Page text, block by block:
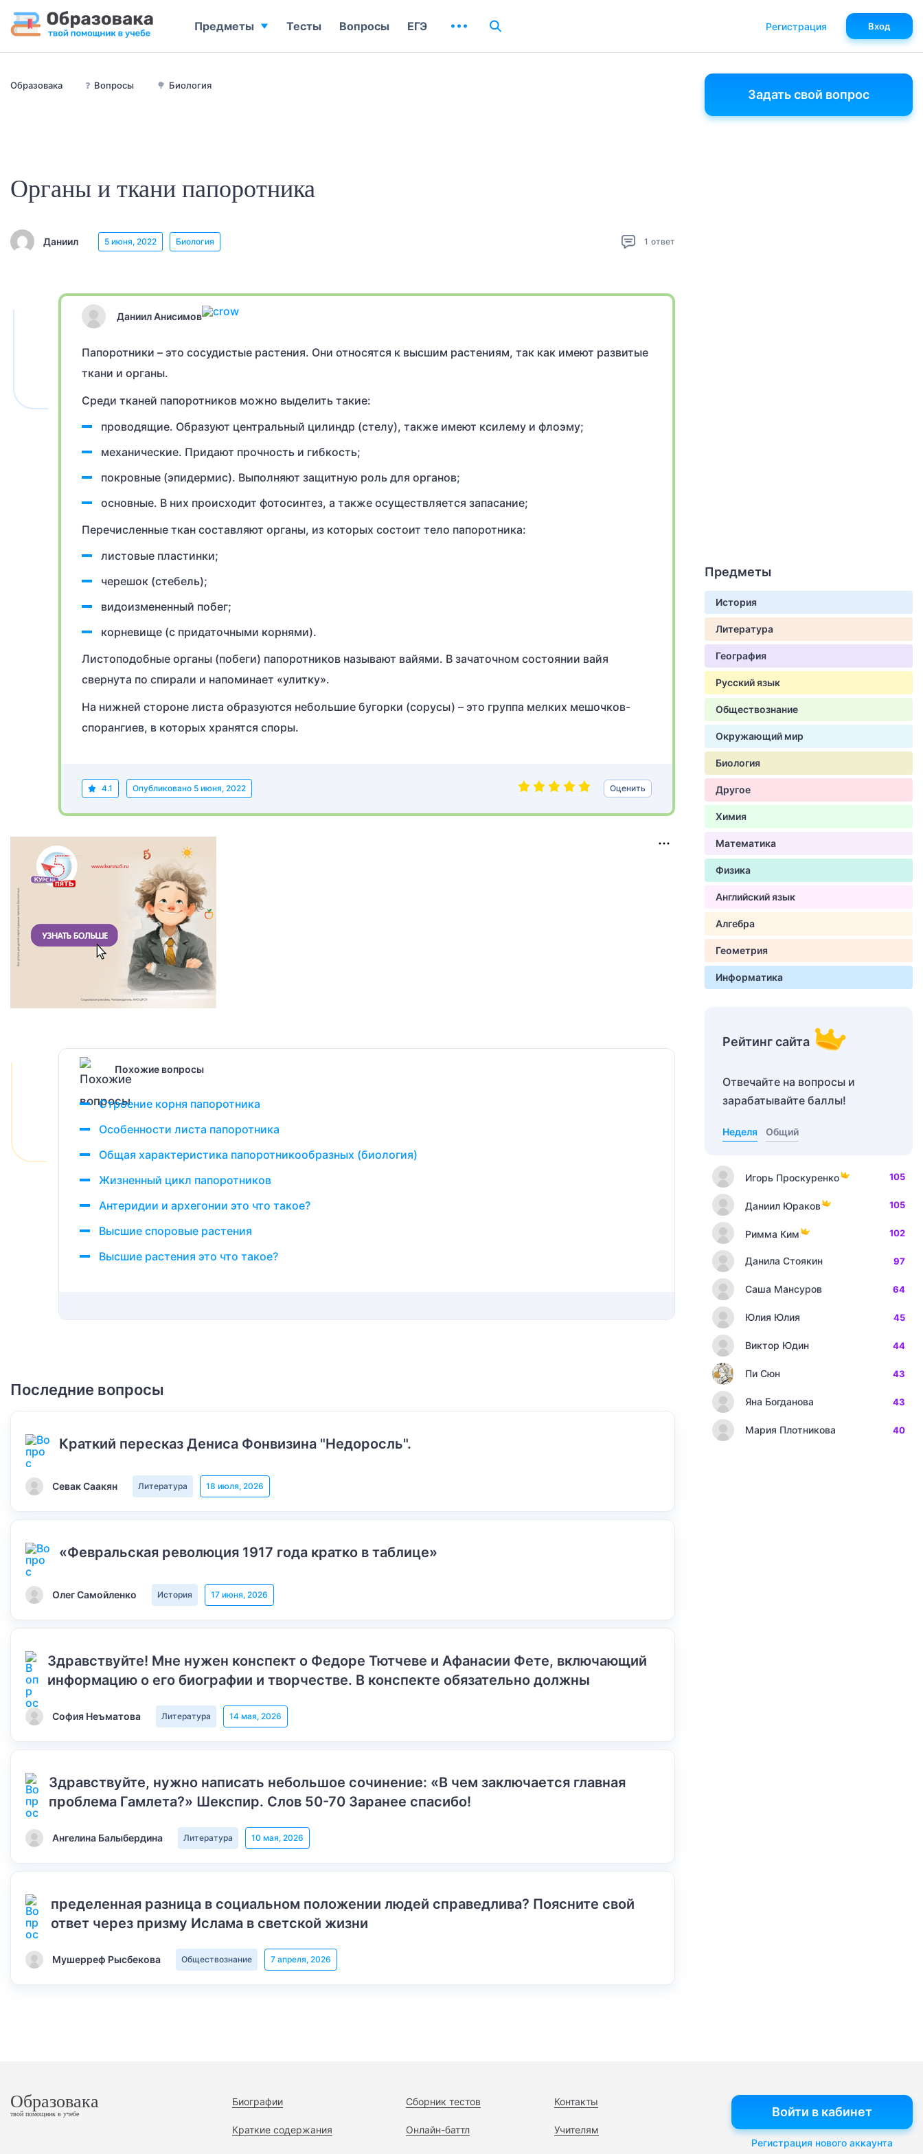
Образовака ❓ Вопросы 🌳 Биология
Органы и ткани папоротника
Даниил 5 июня, 2022 Биология 1 ответ
Даниил Анисимов
Папоротники – это сосудистые растения. Они относятся к высшим растениям, так как имеют развитые
ткани и органы.
Среди тканей папоротников можно выделить такие:
проводящие. Образуют центральный цилиндр (стелу), также имеют ксилему и флоэму;
механические. Придают прочность и гибкость;
покровные (эпидермис). Выполняют защитную роль для органов;
основные. В них происходит фотосинтез, а также осуществляется запасание;
Перечисленные ткан составляют органы, из которых состоит тело папоротника:
листовые пластинки;
черешок (стебель);
видоизмененный побег;
корневище (с придаточными корнями).
Листоподобные органы (побеги) папоротников называют вайями. В зачаточном состоянии вайя
свернута по спирали и напоминает «улитку».
На нижней стороне листа образуются небольшие бугорки (сорусы) – это группа мелких мешочков-
спорангиев, в которых хранятся споры.
4.1 Опубликовано 5 июня, 2022 Оценить
Похожие вопросы
Строение корня папоротника
Особенности листа папоротника
Общая характеристика папоротникообразных (биология)
Жизненный цикл папоротников
Антеридии и архегонии это что такое?
Высшие споровые растения
Высшие растения это что такое?
Последние вопросы
Краткий пересказ Дениса Фонвизина "Недоросль".
Севак Саакян Литература 18 июля, 2026
«Февральская революция 1917 года кратко в таблице»
Олег Самойленко История 17 июня, 2026
Здравствуйте! Мне нужен конспект о Федоре Тютчеве и Афанасии Фете, включающий
информацию о его биографии и творчестве. В конспекте обязательно должны
София Неъматова Литература 14 мая, 2026
Здравствуйте, нужно написать небольшое сочинение: «В чем заключается главная
проблема Гамлета?» Шекспир. Слов 50-70 Заранее спасибо!
Ангелина Балыбердина Литература 10 мая, 2026
пределенная разница в социальном положении людей справедлива? Поясните свой
ответ через призму Ислама в светской жизни
Мушерреф Рысбекова Обществознание 7 апреля, 2026
Задать свой вопрос
Предметы
История
Литература
География
Русский язык
Обществознание
Окружающий мир
Биология
Другое
Химия
Математика
Физика
Английский язык
Алгебра
Геометрия
Информатика
Рейтинг сайта
Отвечайте на вопросы и
зарабатывайте баллы!
Неделя Общий
Игорь Проскуренко 105
Даниил Юраков 105
Римма Ким 102
Данила Стоякин 97
Саша Мансуров 64
Юлия Юлия 45
Виктор Юдин 44
Пи Сюн 43
Яна Богданова 43
Мария Плотникова 40
Предметы Тесты Вопросы ЕГЭ Регистрация Вход
Образовака
твой помощник в учебе
Биографии
Краткие содержания
Сборник тестов
Онлайн-баттл
Контакты
Учителям
Войти в кабинет
Регистрация нового аккаунта